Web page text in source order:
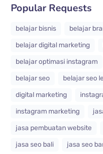
Popular Requests
belajar bisnis
belajar
belajar digital marketing
belajar optimasi instagram
belajar seo
belajar seo
digital marketing
instagram marketing
jasa pembuatan website
jasa seo bali
jasa seo